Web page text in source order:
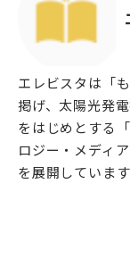
エレビスタは「
掲げ、太陽光発
をはじめとする
ロジー・メディ
を展開しています